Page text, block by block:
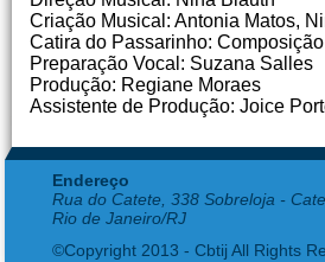
Criação Musical: Antonia Matos,
Catira do Passarinho:
Preparação Vocal: Suzana Salles
Produção: Regiane Moraes
Assistente de Produção: Joice
Endereço
Rua do Catete, 338 Sobreloja -
Rio de Janeiro/RJ
©Copyright 2013 - Cbtij All Rights